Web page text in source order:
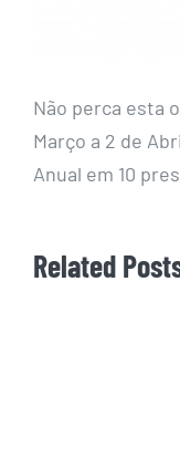
Não perca esta
Março a 2 de
Anual em 10
Related